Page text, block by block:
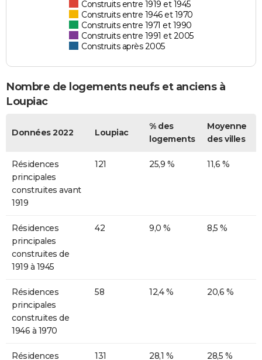
Construits entre 1919 et 1945
Construits entre 1946 et 1970
Construits entre 1971 et 1990
Construits entre 1991 et 2005
Construits après 2005
Nombre de logements neufs et anciens à
Loupiac
Données 2022 Loupiac
% des
logements
Moyenne
des villes
Résidences
principales
construites avant
1919
121 25,9 % 11,6 %
Résidences
principales
construites de
1919 à 1945
42 9,0 % 8,5 %
Résidences
principales
construites de
1946 à 1970
58 12,4 % 20,6 %
Résidences
131 28,1 % 28,5 %